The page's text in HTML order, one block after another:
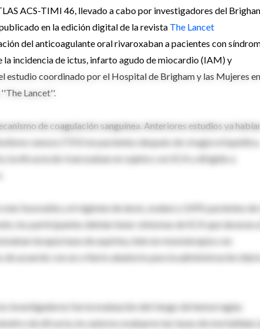
ACS-TIMI 46, llevado a cabo por investigadores del
en la edición digital de la revista The Lancet
del anticoagulante oral rivaroxaban a pacientes con
la incidencia de ictus, infarto agudo de miocardio (IAM) y
estudio coordinado por el Hospital de Brigham y las Mujeres en
Lancet''.
de coagulación sanguínea. Anteriores estudios ya
venoso (TEV) en pacientes después de cirugía ortopédica.
la eficacia de rivaroxaban en sujetos con SCA y dirigido a
favorable y el régimen de dosis, evaluó a 3.491 pacientes de
los participantes debían tener síntomas de SCA que duraran
terapia base de aspirina, bien en monoterapia o en
de acuerdo con un criterio aleatorio para la administración
investigadores fue la evaluación del riesgo de hemorragias
de eficacia, los autores evaluaron las tasas de mortalidad,